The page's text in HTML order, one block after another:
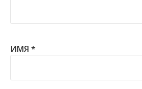
ИМЯ *